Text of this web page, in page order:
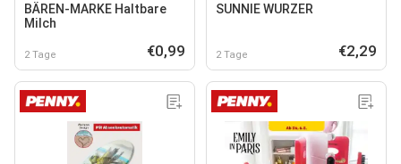
BÄREN-MARKE Haltbare
Milch
2 Tage €0,99
SUNNIE WURZER
2 Tage €2,29